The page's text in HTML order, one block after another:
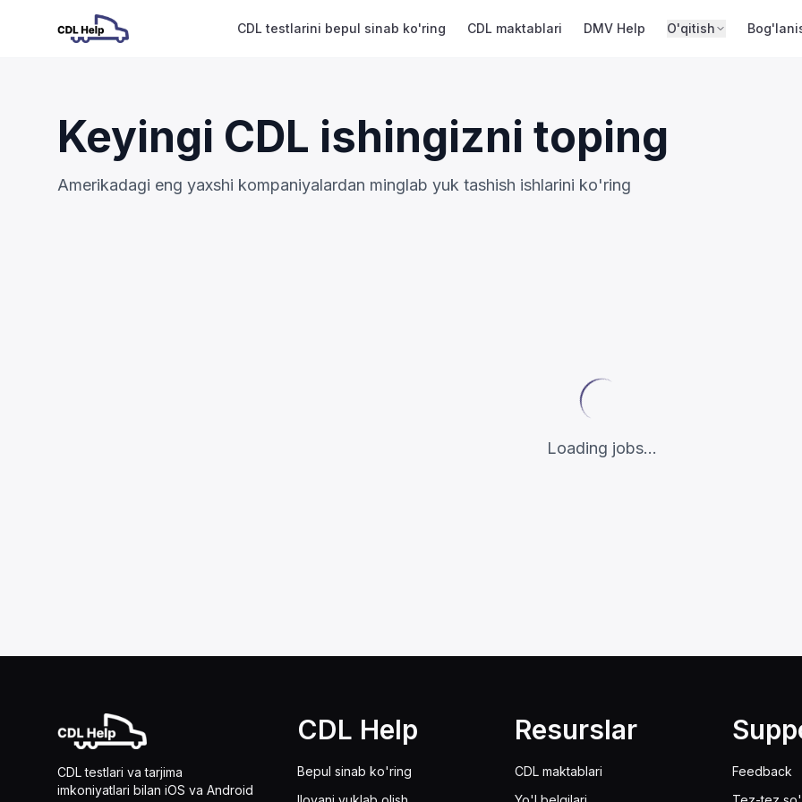
CDL testlarini bepul sinab ko'ring CDL maktablari DMV Help O'qitish
Keyingi CDL ishingizni toping
Amerikadagi eng yaxshi kompaniyalardan minglab yuk tashish ishlarini ko'ring
Loading jobs...
CDL testlari va tarjima
imkoniyatlari bilan iOS va Android
CDL Help
Bepul sinab ko'ring
Resurslar
CDL maktablari
Feedback